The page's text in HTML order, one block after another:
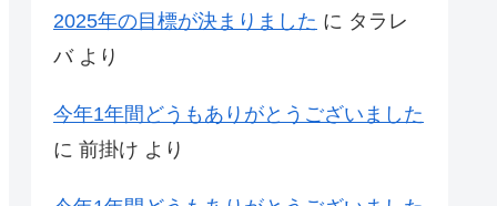
2025年の目標が決まりました に タラレ
バより
今年1年間どうもありがとうございました
に 前掛け より